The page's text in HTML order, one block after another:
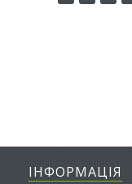
ІНФОРМАЦІЯ